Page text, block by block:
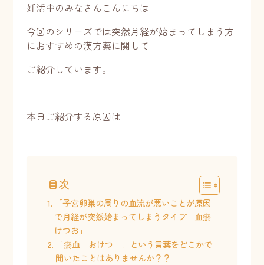
妊活中のみなさんこんにちは
今回のシリーズでは突然月経が始まってしまう方
におすすめの漢方薬に関して
ご紹介しています。
本日ご紹介する原因は
目次
「子宮卵巣の周りの血流が悪いことが原因
で月経が突然始まってしまうタイプ 血瘀
けつお」
「瘀血 おけつ 」という言葉をどこかで
聞いたことはありませんか？？